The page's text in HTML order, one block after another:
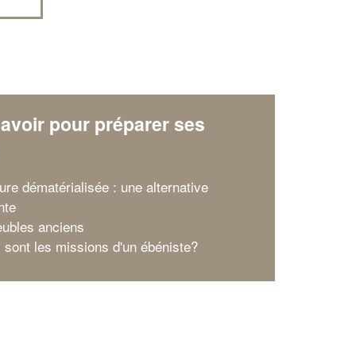
pour préparer ses
dématérialisée : une alternative
anciens
sont les missions d'un ébéniste?